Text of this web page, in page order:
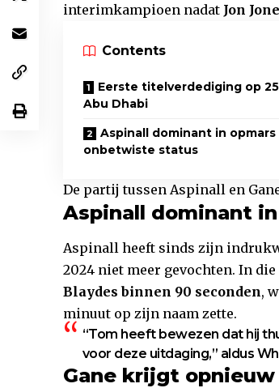
interimkampioen nadat Jon
Contents
Eerste titelverdediging op
Abu Dhabi
Aspinall dominant in opmars
onbetwiste status
De partij tussen Aspinall en
Aspinall dominant
Aspinall heeft sinds zijn
2024 niet meer gevochten. In
Blaydes binnen 90 seconden,
minuut op zijn naam zette.
“Tom heeft bewezen dat hij
voor deze uitdaging,” aldus
Gane krijgt